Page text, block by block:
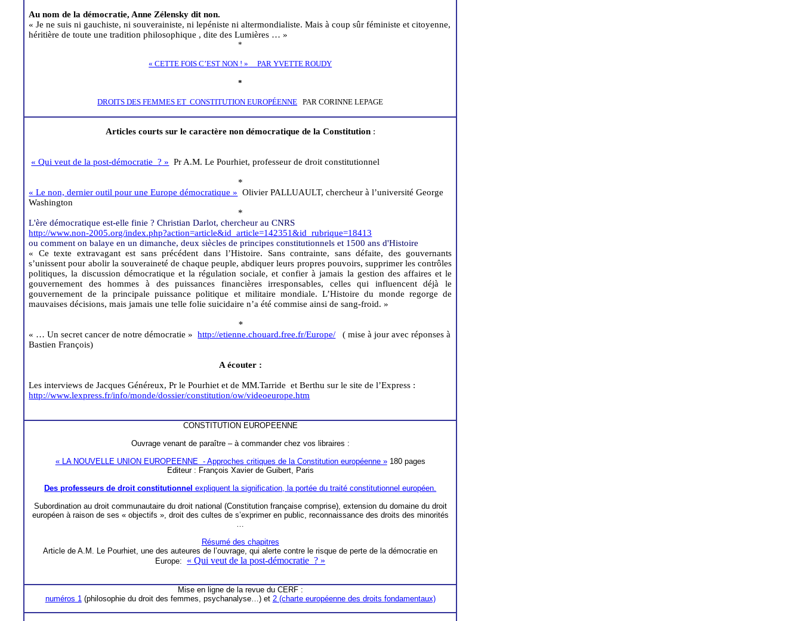
Au nom de la démocratie, Anne Zélensky dit non.
« Je ne suis ni gauchiste, ni souverainiste, ni lepéniste nialtermondialiste. Mais à coup sûr féministe et citoyenne,
héritière de toute une traditionphilosophique , dite des Lumières … »
*
« CETTE FOIS C’EST NON ! » PAR YVETTE ROUDY
*
DROITS DES FEMMES ET CONSTITUTION EUROPÉENNE PAR CORINNE LEPAGE
Articles courts sur le caractère non démocratique de la Constitution:
« Qui veut de la post-démocratie ? » Pr A.M. LePourhiet, professeur de droit constitutionnel
*
« Le non, dernier outil pour une Europe démocratique » Olivier PALLUAULT, chercheur à l’université George
Washington
*
L'ère démocratique est-elle finie ? ChristianDarlot, chercheur au CNRS
http://www.non-2005.org/index.php?action=article&id_article=142351&id_rubrique=18413
ou comment on balaye en un dimanche, deux siècles de principes constitutionnels et 1500 ans d'Histoire
« Ce texte extravagant est sans précédent dans l’Histoire. Sans contrainte, sans défaite, des gouvernants
s’unissent pour abolir la souveraineté de chaque peuple, abdiquer leurs propres pouvoirs, supprimer les contrôles
politiques, la discussion démocratique et la régulation sociale, et confier à jamais la gestion des affaires et le
gouvernement des hommes à des puissances financières irresponsables, celles qui influencent déjà le
gouvernement de la principale puissance politique et militaire mondiale. L’Histoire du monde regorge de
mauvaises décisions, mais jamais une telle folie suicidaire n’a été commise ainsi de sang-froid. »
*
« … Un secret cancer de notre démocratie » http://etienne.chouard.free.fr/Europe/ ( mise à jour avec réponses à
Bastien François)
A écouter :
Les interviews de Jacques Généreux,Pr lePourhiet et deMM.Tarride etBerthu sur le site de l’Express :
http://www.lexpress.fr/info/monde/dossier/constitution/ow/videoeurope.htm
CONSTITUTION EUROPEENNE
Ouvrage venant de paraître – à commander chez vos libraires :
« LA NOUVELLE UNION EUROPEENNE - Approches critiques de la Constitution européenne »180 pages
Editeur : François Xavier de Guibert, Paris
Des professeurs de droit constitutionnel expliquent la signification, la portée du traité constitutionnel européen.
Subordination au droit communautaire du droit national (Constitution française comprise), extension du domaine du droit
européen à raison de ses « objectifs », droit des cultes de s’exprimer en public, reconnaissance des droits des minorités
Résumé des chapitres
Article de A.M. Le Pourhiet , une desauteures de l’ouvrage, qui alerte contre le risque de perte de la démocratie en
Europe: « Qui veut de la post-démocratie ? »
Mise en ligne de la revue du CERF :
numéros 1 (philosophie du droit des femmes, psychanalyse…) et 2 (charte européenne des droits fondamentaux)